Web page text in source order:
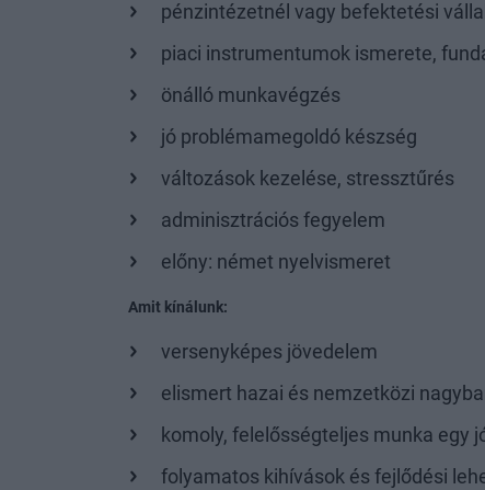
pénzintézetnél vagy befektetési
piaci instrumentumok ismerete,
önálló munkavégzés
jó problémamegoldó készség
változások kezelése, stressztűrés
adminisztrációs fegyelem
előny: német nyelvismeret
Amit kínálunk:
versenyképes jövedelem
elismert hazai és nemzetközi
komoly, felelősségteljes munka egy
folyamatos kihívások és fejlődési